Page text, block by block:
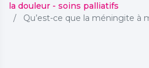
la douleur - soins palliatifs
Qu’est-ce que la méningite à